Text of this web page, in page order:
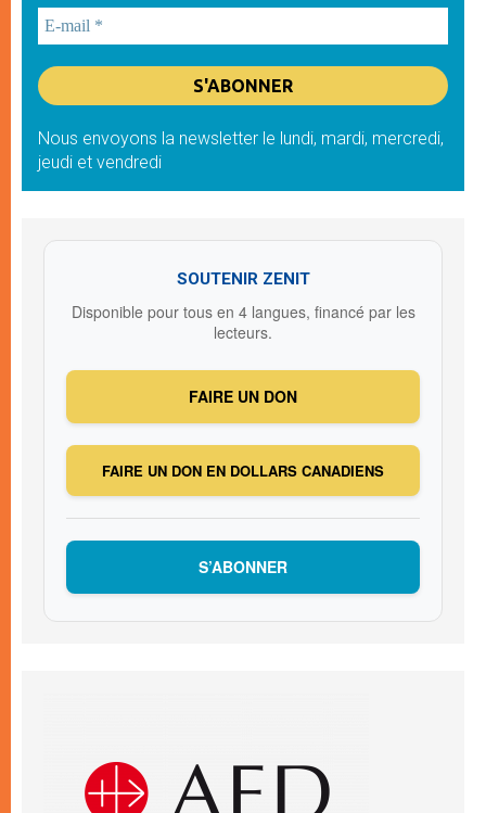
Nous envoyons la newsletter le lundi, mardi, mercredi,
jeudi et vendredi
SOUTENIR ZENIT
Disponible pour tous en 4 langues, financé par les
lecteurs.
FAIRE UN DON
FAIRE UN DON EN DOLLARS CANADIENS
S’ABONNER